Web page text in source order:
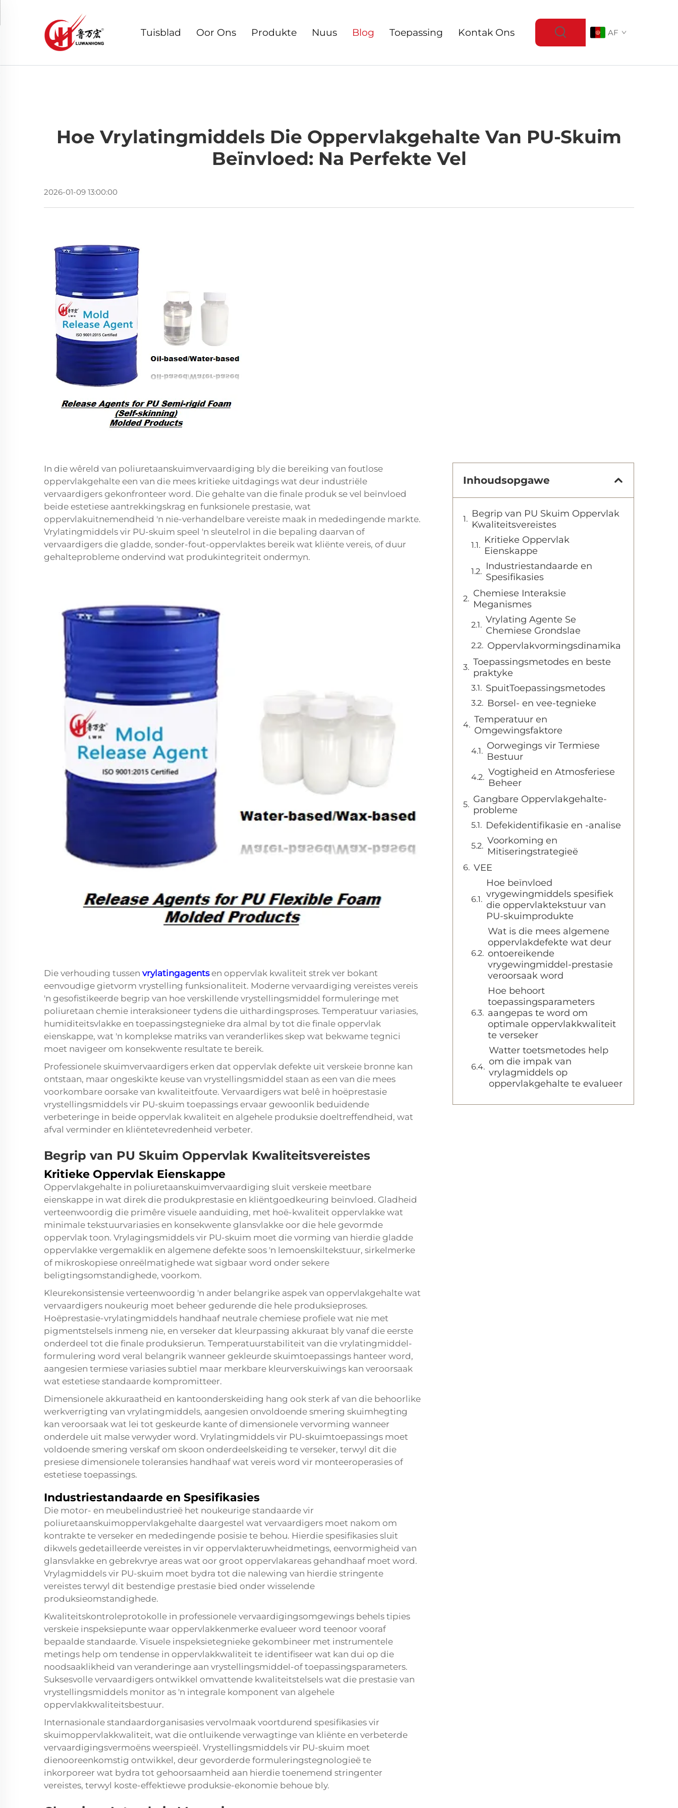
Tuisblad Oor Ons Produkte Nuus Blog Toepassing Kontak Ons AF
Hoe Vrylatingmiddels Die Oppervlakgehalte Van PU-Skuim
Beïnvloed: Na Perfekte Vel
2026-01-09 13:00:00
In die wêreld van poliuretaanskuimvervaardiging bly die bereiking van foutlose
oppervlakgehalte een van die mees kritieke uitdagings wat deur industriële
vervaardigers gekonfronteer word. Die gehalte van die finale produk se vel beïnvloed
beide estetiese aantrekkingskrag en funksionele prestasie, wat
oppervlakuitnemendheid 'n nie-verhandelbare vereiste maak in mededingende markte.
Vrylatingmiddels vir PU-skuim speel 'n sleutelrol in die bepaling daarvan of
vervaardigers die gladde, sonder-fout-oppervlaktes bereik wat kliënte vereis, of duur
gehalteprobleme ondervind wat produkintegriteit ondermyn.
Die verhouding tussen vrylatingagentsen oppervlak kwaliteit strek ver bokant
eenvoudige gietvorm vrystelling funksionaliteit. Moderne vervaardiging vereistes vereis
'n gesofistikeerde begrip van hoe verskillende vrystellingsmiddel formuleringe met
poliuretaan chemie interaksioneer tydens die uithardingsproses. Temperatuur variasies,
humiditeitsvlakke en toepassingstegnieke dra almal by tot die finale oppervlak
eienskappe, wat 'n komplekse matriks van veranderlikes skep wat bekwame tegnici
moet navigeer om konsekwente resultate te bereik.
Professionele skuimvervaardigers erken dat oppervlak defekte uit verskeie bronne kan
ontstaan, maar ongeskikte keuse van vrystellingsmiddel staan as een van die mees
voorkombare oorsake van kwaliteitfoute. Vervaardigers wat belê in hoëprestasie
vrystellingsmiddels vir PU-skuim toepassings ervaar gewoonlik beduidende
verbeteringe in beide oppervlak kwaliteit en algehele produksie doeltreffendheid, wat
afval verminder en kliëntetevredenheid verbeter.
Begrip van PU Skuim Oppervlak Kwaliteitsvereistes
Kritieke Oppervlak Eienskappe
Oppervlakgehalte in poliuretaanskuimvervaardiging sluit verskeie meetbare
eienskappe in wat direk die produkprestasie en kliëntgoedkeuring beïnvloed. Gladheid
verteenwoordig die primêre visuele aanduiding, met hoë-kwaliteit oppervlakke wat
minimale tekstuurvariasies en konsekwente glansvlakke oor die hele gevormde
oppervlak toon. Vrylagingsmiddels vir PU-skuim moet die vorming van hierdie gladde
oppervlakke vergemaklik en algemene defekte soos 'n lemoenskiltekstuur, sirkelmerke
of mikroskopiese onreëlmatighede wat sigbaar word onder sekere
beligtingsomstandighede, voorkom.
Kleurekonsistensie verteenwoordig 'n ander belangrike aspek van oppervlakgehalte wat
vervaardigers noukeurig moet beheer gedurende die hele produksieproses.
Hoëprestasie-vrylatingmiddels handhaaf neutrale chemiese profiele wat nie met
pigmentstelsels inmeng nie, en verseker dat kleurpassing akkuraat bly vanaf die eerste
onderdeel tot die finale produksierun. Temperatuurstabiliteit van die vrylatingmiddel-
formulering word veral belangrik wanneer gekleurde skuimtoepassings hanteer word,
aangesien termiese variasies subtiel maar merkbare kleurverskuiwings kan veroorsaak
wat estetiese standaarde kompromitteer.
Dimensionele akkuraatheid en kantoonderskeiding hang ook sterk af van die behoorlike
werkverrigting van vrylatingmiddels, aangesien onvoldoende smering skuimhegting
kan veroorsaak wat lei tot geskeurde kante of dimensionele vervorming wanneer
onderdele uit malse verwyder word. Vrylatingmiddels vir PU-skuimtoepassings moet
voldoende smering verskaf om skoon onderdeelskeiding te verseker, terwyl dit die
presiese dimensionele toleransies handhaaf wat vereis word vir monteeroperasies of
estetiese toepassings.
Industriestandaarde en Spesifikasies
Die motor- en meubelindustrieë het noukeurige standaarde vir
poliuretaanskuimoppervlakgehalte daargestel wat vervaardigers moet nakom om
kontrakte te verseker en mededingende posisie te behou. Hierdie spesifikasies sluit
dikwels gedetailleerde vereistes in vir oppervlakteruwheidmetings, eenvormigheid van
glansvlakke en gebrekvrye areas wat oor groot oppervlakareas gehandhaaf moet word.
Vrylagmiddels vir PU-skuim moet bydra tot die nalewing van hierdie stringente
vereistes terwyl dit bestendige prestasie bied onder wisselende
produksieomstandighede.
Kwaliteitskontroleprotokolle in professionele vervaardigingsomgewings behels tipies
verskeie inspeksiepunte waar oppervlakkenmerke evalueer word teenoor vooraf
bepaalde standaarde. Visuele inspeksietegnieke gekombineer met instrumentele
metings help om tendense in oppervlakkwaliteit te identifiseer wat kan dui op die
noodsaaklikheid van veranderinge aan vrystellingsmiddel-of toepassingsparameters.
Suksesvolle vervaardigers ontwikkel omvattende kwaliteitstelsels wat die prestasie van
vrystellingsmiddels monitor as 'n integrale komponent van algehele
oppervlakkwaliteitsbestuur.
Internasionale standaardorganisasies vervolmaak voortdurend spesifikasies vir
skuimoppervlakkwaliteit, wat die ontluikende verwagtinge van kliënte en verbeterde
vervaardigingsvermoëns weerspieël. Vrystellingsmiddels vir PU-skuim moet
dienooreenkomstig ontwikkel, deur gevorderde formuleringstegnologieë te
inkorporeer wat bydra tot gehoorsaamheid aan hierdie toenemend stringenter
vereistes, terwyl koste-effektiewe produksie-ekonomie behoue bly.
Inhoudsopgawe
Begrip van PU Skuim Oppervlak
Kwaliteitsvereistes
Kritieke Oppervlak
Eienskappe
Industriestandaarde en
Spesifikasies
Chemiese Interaksie
Meganismes
Vrylating Agente Se
Chemiese Grondslae
Oppervlakvormingsdinamika
Toepassingsmetodes en beste
praktyke
SpuitToepassingsmetodes
Borsel- en vee-tegnieke
Temperatuur en
Omgewingsfaktore
Oorwegings vir Termiese
Bestuur
Vogtigheid en Atmosferiese
Beheer
Gangbare Oppervlakgehalte-
probleme
Defekidentifikasie en -analise
Voorkoming en
Mitiseringstrategieë
VEE
Hoe beïnvloed
vrygewingmiddels spesifiek
die oppervlaktekstuur van
PU-skuimprodukte
Wat is die mees algemene
oppervlakdefekte wat deur
ontoereikende
vrygewingmiddel-prestasie
veroorsaak word
Hoe behoort
toepassingsparameters
aangepas te word om
optimale oppervlakkwaliteit
te verseker
Watter toetsmetodes help
om die impak van
vrylagmiddels op
oppervlakgehalte te evalueer